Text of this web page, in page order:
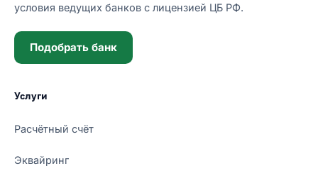
условия ведущих банков с лицензией ЦБ РФ.
Подобрать банк
Услуги
Расчётный счёт
Эквайринг